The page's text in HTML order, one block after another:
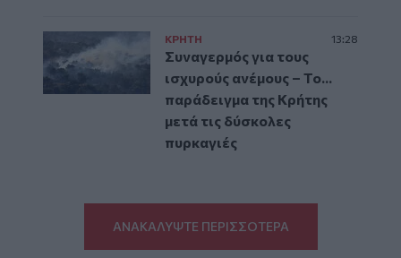
ΚΡΗΤΗ 13:28
Συναγερμός για τους
ισχυρούς ανέμους – Το...
παράδειγμα της Κρήτης
μετά τις δύσκολες
πυρκαγιές
ΑΝΑΚΑΛΥΨΤΕ ΠΕΡΙΣΣΟΤΕΡΑ